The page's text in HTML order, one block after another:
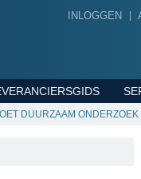
INLOGGEN
DUURZAAM